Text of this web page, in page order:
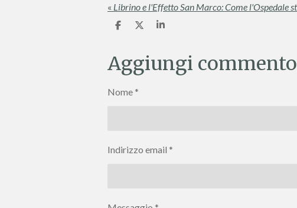
«
C
i
d
C
i
v
C
Aggiungi commento
Nome *
Indirizzo email *